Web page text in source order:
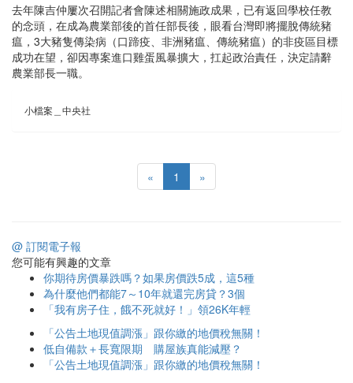
去年陳吉仲屢次召開記者會陳述相關施政成果，已有返回學校任教
的念頭，在成為農業部後的首任部長後，眼看台灣即將擺脫傳統豬
瘟，3大豬隻傳染病（口蹄疫、非洲豬瘟、傳統豬瘟）的非疫區目標
成功在望，卻因專案進口雞蛋風暴擴大，扛起政治責任，決定請辭
農業部長一職。
小檔案＿中央社
« 1 »
@ 訂閱電子報
您可能有興趣的文章
你期待房價暴跌嗎？如果房價跌5成，這5種
為什麼他們都能7～10年就還完房貸？3個
「我有房子住，餓不死就好！」領26K年輕
「公告土地現值調漲」跟你繳的地價稅無關！
低自備款＋長寬限期 購屋族真能減壓？
「公告土地現值調漲」跟你繳的地價稅無關！